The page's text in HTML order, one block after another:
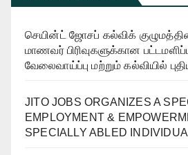
செயின்ட் ஜோசப் கல்விக்
மாணவர் பிரிவுகளுக்கான
வேலைவாய்ப்பு மற்றும் கல்வியில்
JITO JOBS ORGANIZES A
EMPLOYMENT &
SPECIALLY ABLED